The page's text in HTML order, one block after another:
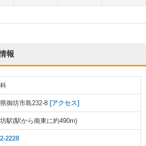
報
御坊市島232-8 [アクセス]
駅(駅から南東に約490m)
2228